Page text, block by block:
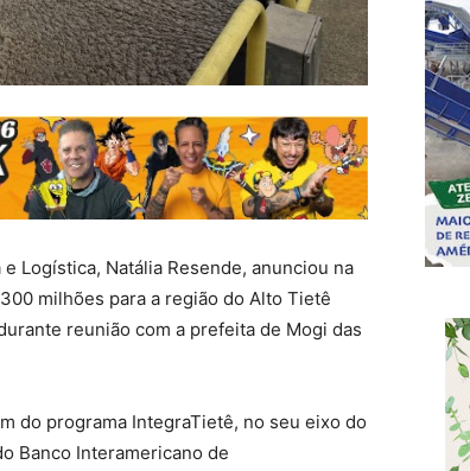
Logística, Natália Resende, anunciou na
milhões para a região do Alto Tietê
reunião com a prefeita de Mogi das
do programa IntegraTietê, no seu eixo do
Banco Interamericano de